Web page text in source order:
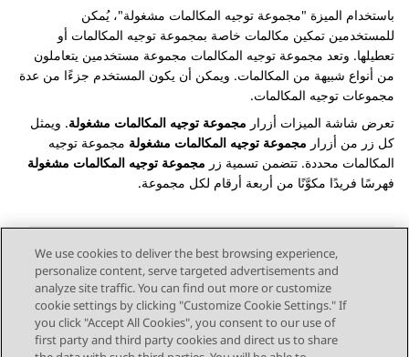
باستخدام الميزة "مجموعة توجيه المكالمات مشغولة"، يُمكن
للمستخدمين تمكين مكالمات خاصة بمجموعة توجيه المكالمات أو
تعطيلها. وتعد مجموعة توجيه المكالمات مجموعة مستخدمين يتعاملون
من أنواع شبيهة من المكالمات. ويمكن أن يكون المستخدم جزءًا من عدة
مجموعات توجيه المكالمات.
تعرض شاشة الميزات أزرار مجموعة توجيه المكالمات مشغولة. ويمثل
كل زر من أزرار مجموعة توجيه المكالمات مشغولة مجموعة توجيه
المكالمات محددة. تتضمن تسمية زر مجموعة توجيه المكالمات مشغولة
فهرسًا فريدًا مكوَّنًا من أربعة أرقام لكل مجموعة.
Send Feedback
We use cookies to deliver the best browsing experience,
personalize content, serve targeted advertisements and
analyze site traffic. You can find out more or customize
cookie settings by clicking "Customize Cookie Settings." If
you click "Accept All Cookies", you consent to our use of
first party and third party cookies and direct us to share